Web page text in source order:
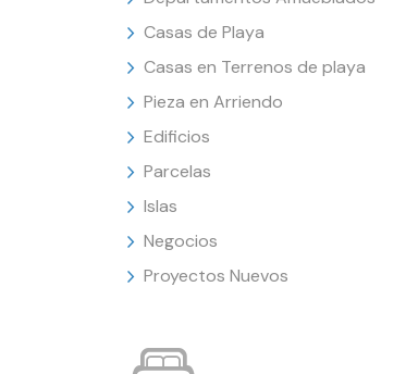
Casas de Playa
Casas en Terrenos de playa
Pieza en Arriendo
Edificios
Parcelas
Islas
Negocios
Proyectos Nuevos